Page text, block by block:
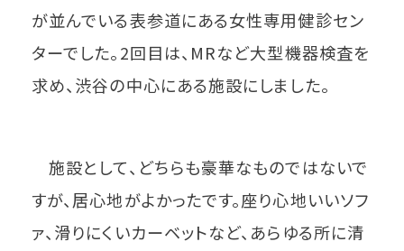
が並んでいる表参道にある女性専用健診セン
ターでした。2回目は、MRなど大型機器検査を
求め、渋谷の中心にある施設にしました。
施設として、どちらも豪華なものではないで
すが、居心地がよかったです。座り心地いいソフ
ァ、滑りにくいカーベットなど、あらゆる所に清